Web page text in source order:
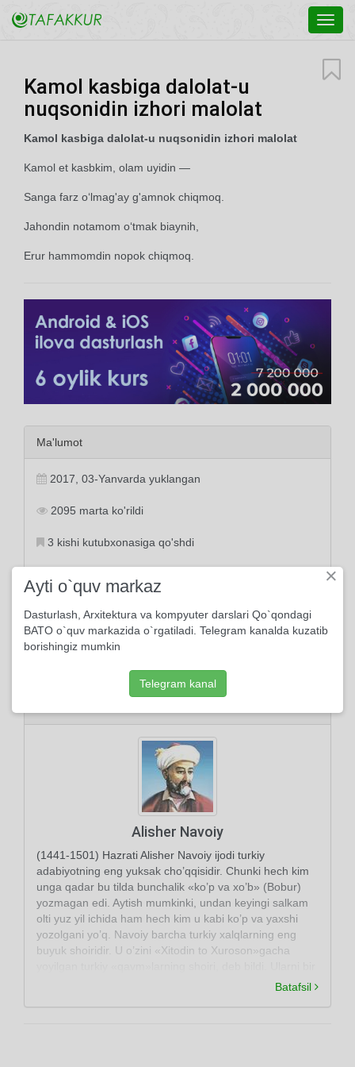
Kamol kasbiga dalolat-u
nuqsonidin izhori malolat
Kamol kasbiga dalolat-u nuqsonidin izhori malolat
Kamol et kasbkim, olam uyidin —
Sanga farz o‘lmag'ay g'amnok chiqmoq.
Jahondin notamom o‘tmak biaynih,
Erur hammomdin nopok chiqmoq.
Ma'lumot
2017, 03-Yanvarda yuklangan
2095 marta ko'rildi
3 kishi kutubxonasiga qo'shdi
Tayanch tushunchalar:
kamol kasb dalolat nuqson izhor malolat olam uy
farz
g'am
jahon hammom
Alisher Navoiy
(1441-1501) Hazrati Alisher Navoiy ijodi turkiy
adabiyotning eng yuksak cho’qqisidir. Chunki hech kim
unga qadar bu tilda bunchalik «ko’p va xo’b» (Bobur)
yozmagan edi. Aytish mumkinki, undan keyingi salkam
olti yuz yil ichida ham hech kim u kabi ko’p va yaxshi
yozolgani yo’q. Navoiy barcha turkiy xalqlarning eng
buyuk shoiridir. U o’zini «Xitodin to Xuroson»gacha
adabiy til bayrog’i ostida birlashtirdi -«yakqalam» qildi.
Batafsil
×
Ayti o`quv markaz
Dasturlash, Arxitektura va kompyuter darslari Qo`qondagi
BATO o`quv markazida o`rgatiladi. Telegram kanalda kuzatib
borishingiz mumkin
Telegram kanal